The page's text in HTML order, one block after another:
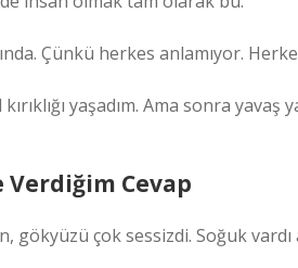
Çünkü herkes anlamıyor.
yaşadım. Ama sonra yavaş
Verdiğim Cevap
gökyüzü çok sessizdi. Soğuk